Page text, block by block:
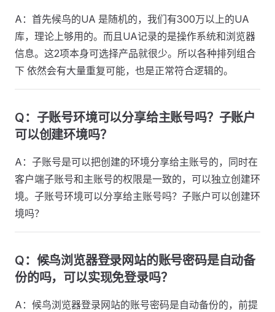
A：首先候鸟的UA 是随机的，我们有300万以上的UA
库，理论上够用的。而且UA记录的是操作系统和浏览器
信息。这2项本身可选择产品就很少。所以各种排列组合
下 依然会有大量重复可能，也是正常符合逻辑的。
Q：子账号环境可以分享给主账号吗？子账户
可以创建环境吗？
A：子账号是可以把创建的环境分享给主账号的，同时在
客户端子账号和主账号的权限是一致的，可以独立创建环
境。子账号环境可以分享给主账号吗？子账户可以创建环
境吗？
Q：候鸟浏览器登录网站的账号密码是自动备
份的吗，可以实现免登录吗？
A：候鸟浏览器登录网站的账号密码是自动备份的，前提